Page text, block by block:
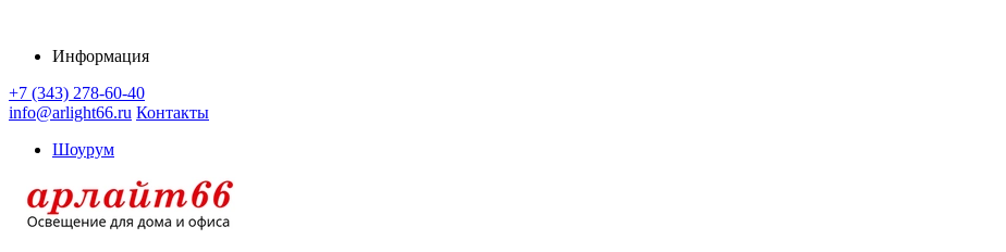
Информация
+7 (343) 278-60-40
info@arlight66.ru Контакты
Шоурум